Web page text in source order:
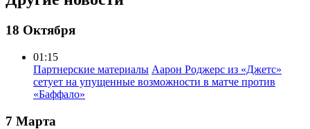
18 Октября
01:15
Партнерские материалы Аарон Роджерс из «Джетс»
сетует на упущенные возможности в матче против
«Баффало»
7 Марта